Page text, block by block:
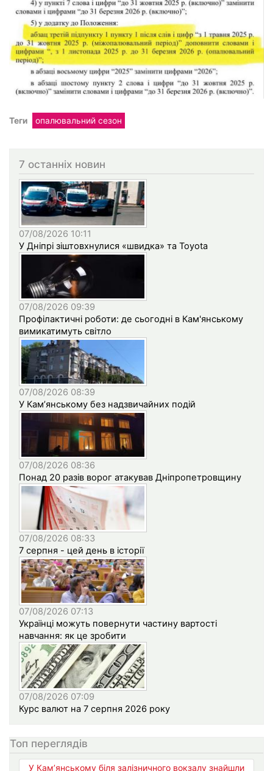
Теги опалювальний сезон
7 останніх новин
07/08/2026 10:11
У Дніпрі зіштовхнулися «швидка» та Toyota
07/08/2026 09:39
Профілактичні роботи: де сьогодні в Кам'янському
вимикатимуть світло
07/08/2026 08:39
У Кам’янському без надзвичайних подій
07/08/2026 08:36
Понад 20 разів ворог атакував Дніпропетровщину
07/08/2026 08:33
7 серпня - цей день в історії
07/08/2026 07:13
Українці можуть повернути частину вартості
навчання: як це зробити
07/08/2026 07:09
Курс валют на 7 серпня 2026 року
Топ переглядів
У Кам’янському біля залізничного вокзалу знайшли